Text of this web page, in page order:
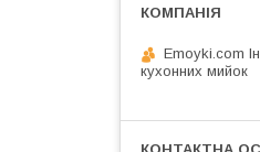
Emoyki.com
кухонних мийок